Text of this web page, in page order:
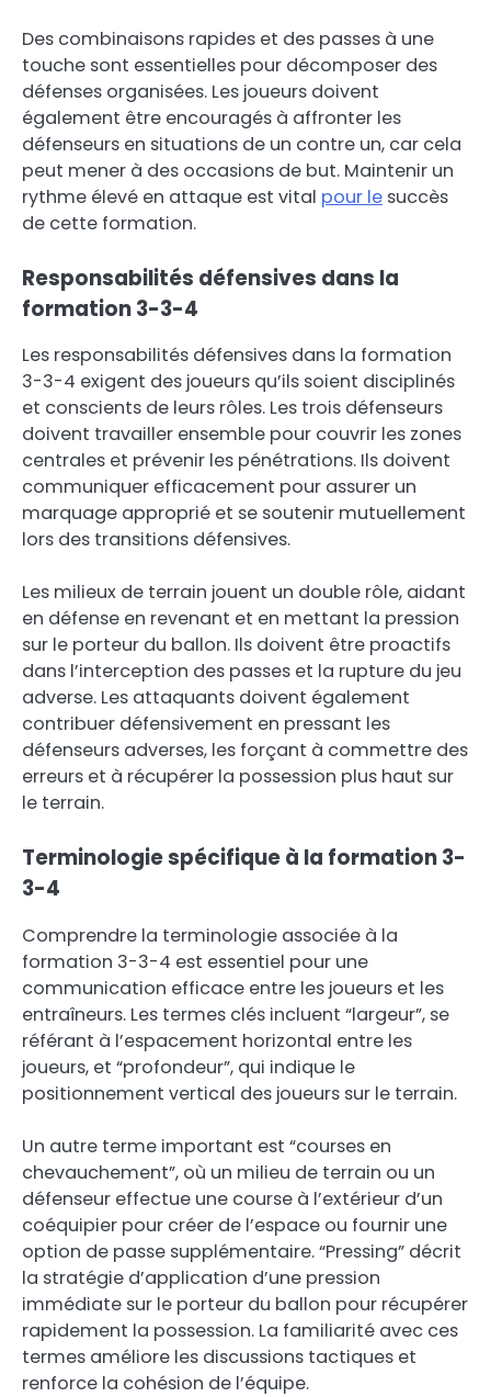
Des combinaisons rapides et des passes à une
touche sont essentielles pour décomposer des
défenses organisées. Les joueurs doivent
également être encouragés à affronter les
défenseurs en situations de un contre un, car cela
peut mener à des occasions de but. Maintenir un
rythme élevé en attaque est vital pour le succès
de cette formation.
Responsabilités défensives dans la
formation 3-3-4
Les responsabilités défensives dans la formation
3-3-4 exigent des joueurs qu’ils soient disciplinés
et conscients de leurs rôles. Les trois défenseurs
doivent travailler ensemble pour couvrir les zones
centrales et prévenir les pénétrations. Ils doivent
communiquer efficacement pour assurer un
marquage approprié et se soutenir mutuellement
lors des transitions défensives.
Les milieux de terrain jouent un double rôle, aidant
en défense en revenant et en mettant la pression
sur le porteur du ballon. Ils doivent être proactifs
dans l’interception des passes et la rupture du jeu
adverse. Les attaquants doivent également
contribuer défensivement en pressant les
défenseurs adverses, les forçant à commettre des
erreurs et à récupérer la possession plus haut sur
le terrain.
Terminologie spécifique à la formation 3-
3-4
Comprendre la terminologie associée à la
formation 3-3-4 est essentiel pour une
communication efficace entre les joueurs et les
entraîneurs. Les termes clés incluent “largeur”, se
référant à l’espacement horizontal entre les
joueurs, et “profondeur”, qui indique le
positionnement vertical des joueurs sur le terrain.
Un autre terme important est “courses en
chevauchement”, où un milieu de terrain ou un
défenseur effectue une course à l’extérieur d’un
coéquipier pour créer de l’espace ou fournir une
option de passe supplémentaire. “Pressing” décrit
la stratégie d’application d’une pression
immédiate sur le porteur du ballon pour récupérer
rapidement la possession. La familiarité avec ces
termes améliore les discussions tactiques et
renforce la cohésion de l’équipe.